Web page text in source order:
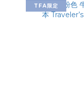
TFA限定